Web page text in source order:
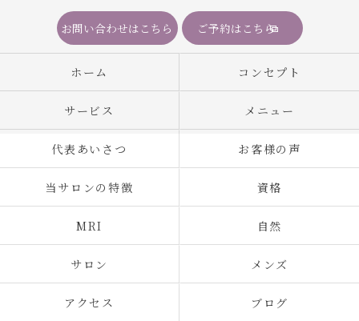
お問い合わせはこちら ご予約はこちら
ホーム コンセプト
サービス メニュー
代表あいさつ お客様の声
当サロンの特徴 資格
MRI 自然
サロン メンズ
アクセス ブログ